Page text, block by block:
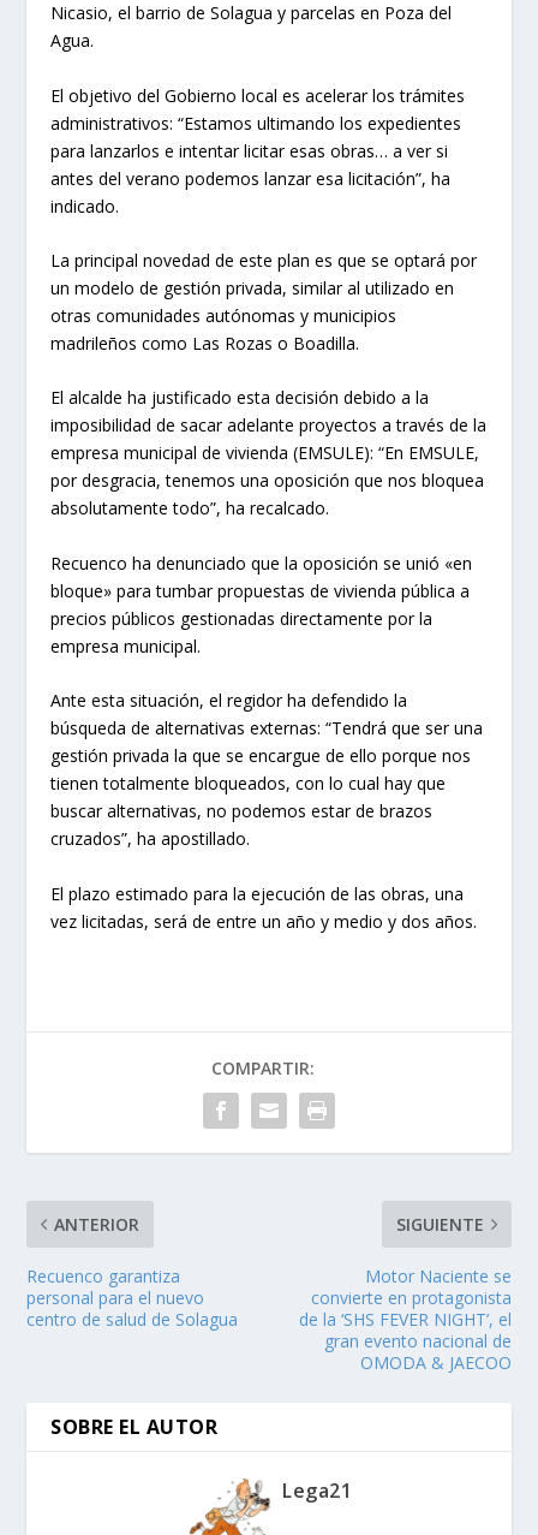
Nicasio, el barrio de Solagua y parcelas en Poza del
Agua.
El objetivo del Gobierno local es acelerar los trámites
administrativos: “Estamos ultimando los expedientes
para lanzarlos e intentar licitar esas obras… a ver si
antes del verano podemos lanzar esa licitación”, ha
indicado.
La principal novedad de este plan es que se optará por
un modelo de gestión privada, similar al utilizado en
otras comunidades autónomas y municipios
madrileños como Las Rozas o Boadilla.
El alcalde ha justificado esta decisión debido a la
imposibilidad de sacar adelante proyectos a través de la
empresa municipal de vivienda (EMSULE): “En EMSULE,
por desgracia, tenemos una oposición que nos bloquea
absolutamente todo”, ha recalcado.
Recuenco ha denunciado que la oposición se unió «en
bloque» para tumbar propuestas de vivienda pública a
precios públicos gestionadas directamente por la
empresa municipal.
Ante esta situación, el regidor ha defendido la
búsqueda de alternativas externas: “Tendrá que ser una
gestión privada la que se encargue de ello porque nos
tienen totalmente bloqueados, con lo cual hay que
buscar alternativas, no podemos estar de brazos
cruzados”, ha apostillado.
El plazo estimado para la ejecución de las obras, una
vez licitadas, será de entre un año y medio y dos años.
COMPARTIR:
ANTERIOR
Recuenco garantiza
personal para el nuevo
centro de salud de Solagua
SIGUIENTE
Motor Naciente se
convierte en protagonista
de la ‘SHS FEVER NIGHT’, el
gran evento nacional de
OMODA & JAECOO
SOBRE EL AUTOR
Lega21